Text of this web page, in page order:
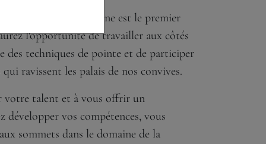
passion pour la cuisine est le premier
l'opportunité de travailler aux côtés
des techniques de pointe et de participer
ravissent les palais de nos convives.
votre talent et à vous offrir un
vos compétences, vous
sommets dans le domaine de la